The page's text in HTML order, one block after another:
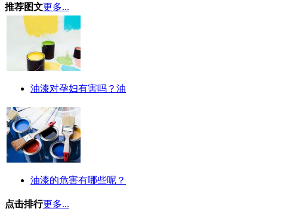
推荐图文更多...
油漆对孕妇有害吗？油
油漆的危害有哪些呢？
点击排行更多...